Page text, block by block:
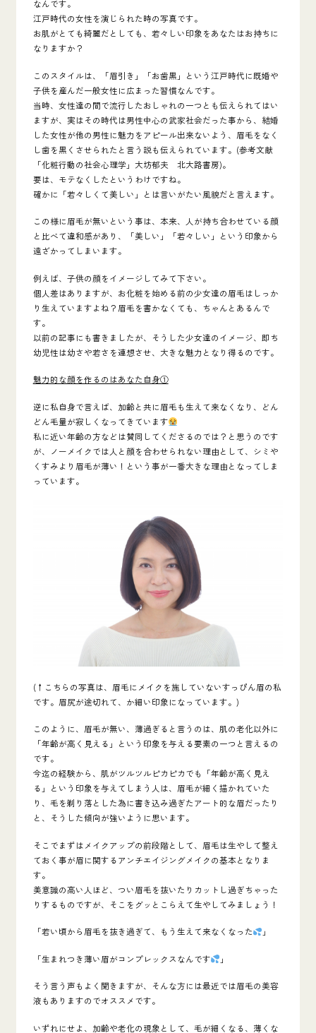
なんです。
江戸時代の女性を演じられた時の写真です。
お肌がとても綺麗だとしても、若々しい印象をあなたはお持ちに
なりますか？
このスタイルは、 「眉引き」「お歯黒」 という江戸時代に既婚や
子供を産んだ一般女性に広まった習慣なんです。
当時、女性達の間で流行したおしゃれの一つとも伝えられてはい
ますが、実はその時代は男性中心の武家社会だった事から、結婚
した女性が他の男性に魅力をアピール出来ないよう、眉毛をなく
し歯を黒くさせられたと言う説も伝えられています。(参考文献
「化粧行動の社会心理学」大坊郁夫 北大路書房)。
要は、モテなくしたというわけですね。
確かに「若々しくて美しい」とは言いがたい風貌だと言えます。
この様に眉毛が無いという事は、本来、人が持ち合わせている顔
と比べて違和感があり、
「美しい」「若々しい」という印象から
遠ざかってしまいます。
例えば、 子供の顔をイメージしてみて下さい。
個人差はありますが、お化粧を始める前の少女達の眉毛はしっか
り生えていますよね？眉毛を書かなくても、ちゃんとあるんで
す。
以前の記事にも書きましたが、そうした少女達のイメージ、即ち
幼児性は幼さや若さを連想させ、大きな魅力となり得るのです。
魅力的な顔を作るのはあなた自身①
逆に私自身で言えば、加齢と共に眉毛も生えて来なくなり、どん
どん毛量が寂しくなってきています
私に近い年齢の方などは賛同してくださるのでは？と思うのです
が、ノーメイクでは人と顔を合わせられない理由として、シミや
くすみより眉毛が薄い！という事が一番大きな理由となってしま
っています。
(↑こちらの写真は、眉毛にメイクを施していないすっぴん眉の私
です。眉尻が途切れて、か細い印象になっています。)
このように、 眉毛が無い、薄過ぎると言うのは、肌の老化以外に
「年齢が高く見える」という印象を与える要素の一つと言えるの
です。
今迄の経験から、 肌がツルツルピカピカでも 「年齢が高く見え
る」という印象を与えてしまう人は、眉毛が細く描かれていた
り、毛を剃り落とした為に書き込み過ぎたアート的な眉だったり
と、そうした傾向が強いように思います。
そこでまずはメイクアップの前段階として、 眉毛は生やして整え
ておく事が眉に関するアンチエイジングメイクの基本となりま
す。
美意識の高い人ほど、つい眉毛を抜いたりカットし過ぎちゃった
りするものですが、そこをグッとこらえて生やしてみましょう！
「若い頃から眉毛を抜き過ぎて、もう生えて来なくなった 」
「生まれつき薄い眉がコンプレックスなんです 」
そう言う声もよく聞きますが、そんな方には最近では眉毛の美容
液もありますのでオススメです。
いずれにせよ、加齢や老化の現象として、毛が細くなる、薄くな